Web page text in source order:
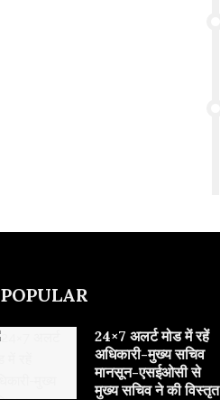
POPULAR
24×7 अलर्ट मोड में रहें
अधिकारी-मुख्य सचिव
मानसून-एसईओसी से
मुख्य सचिव ने की विस्तृत